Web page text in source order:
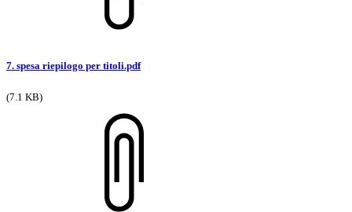
7. spesa riepilogo per titoli.pdf
(7.1 KB)